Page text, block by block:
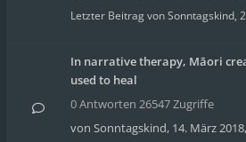
Letzter Beitrag vonSonntagskind,
In narrative therapy, Māori
used to heal
0 Antworten 26547 Zugriffe
von Sonntagskind, 14. März